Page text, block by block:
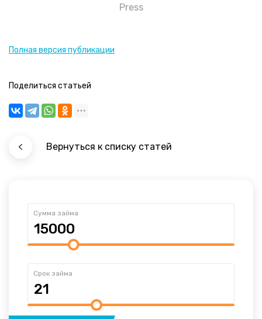
Press
Полная версия публикации
Вернуться к списку статей
Поделиться статьей
Сумма займа
Срок займа